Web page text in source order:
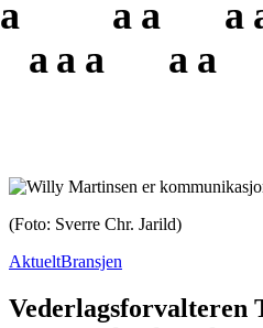
a a
a
a a
a
(Foto: Sverre Chr. Jarild)
AktueltBransjen
Vederlagsforvalteren